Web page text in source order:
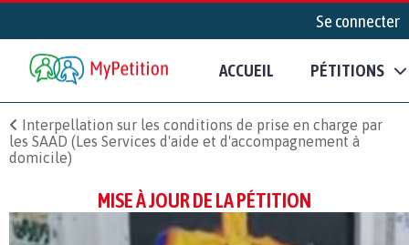
Se connecter
ACCUEIL PÉTITIONS
Interpellation sur les conditions de prise en charge par
les SAAD (Les Services d'aide et d'accompagnement à
domicile)
MISE À JOUR DE LA PÉTITION